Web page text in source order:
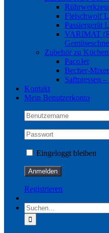
Fleischwolf
Passiergerät
VARIMAT
Zubehör zu
PacoJet
Becher-
Saftpressen
Kontakt
Mein Benutzerkonto
Eingeloggt bleiben
Registrieren
Suche
nach: